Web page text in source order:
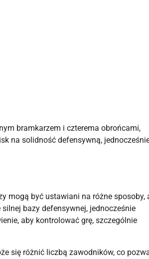
bramkarzem i czterema obrońcami,
na solidność defensywną,
mogą być ustawiani na różne sposoby,
bazy defensywnej, jednocześnie
aby kontrolować grę, szczególnie
się różnić liczbą zawodników, co